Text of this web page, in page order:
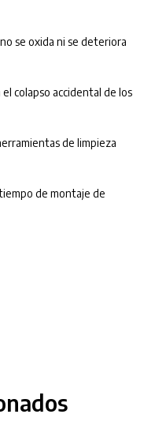
se oxida ni se deteriora
colapso accidental de los
de limpieza
de montaje de